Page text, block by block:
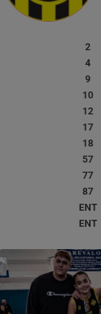
2
4
9
10
12
17
18
57
77
87
ENT
ENT